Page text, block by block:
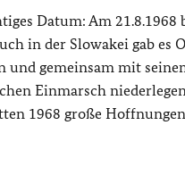
Datum: Am
in der Slowakei gab
und gemeinsam mit
Einmarsch
1968 große